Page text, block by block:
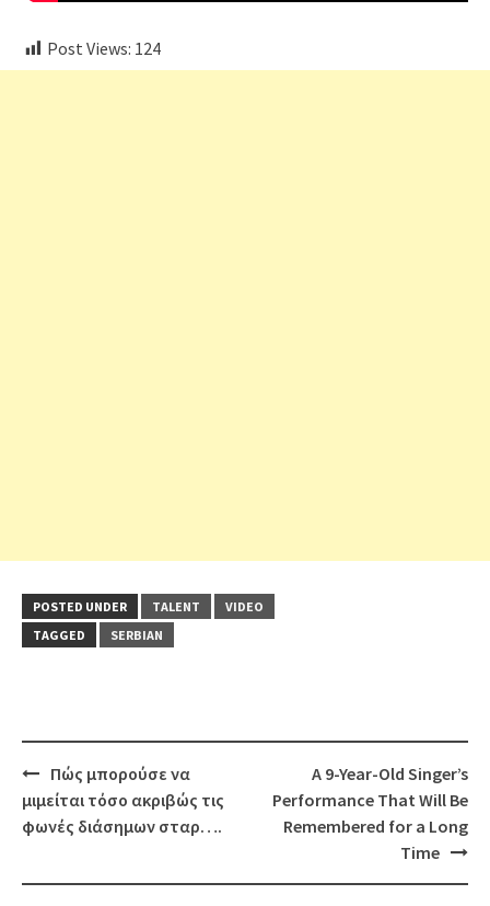
Post Views: 124
POSTED UNDER TALENT
VIDEO
TAGGED
SERBIAN
Post
navigation
Πώς μπορούσε να
μιμείται τόσο ακριβώς τις
φωνές διάσημων σταρ….
A 9-Year-Old Singer’s
Performance That Will Be
Remembered for a Long
Time